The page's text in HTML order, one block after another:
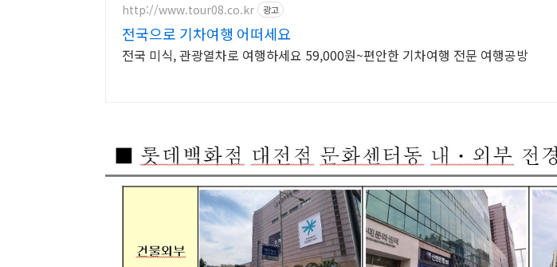
http://www.tour08.co.kr 광고
전국으로 기차여행 어떠세요
전국 미식, 관광열차로 여행하세요 59,000원~편안한 기차여행 전문 여행공방